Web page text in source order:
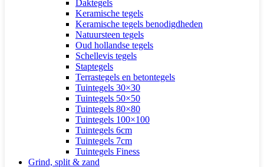
Daktegels
Keramische tegels
Keramische tegels benodigdheden
Natuursteen tegels
Oud hollandse tegels
Schellevis tegels
Staptegels
Terrastegels en betontegels
Tuintegels 30×30
Tuintegels 50×50
Tuintegels 80×80
Tuintegels 100×100
Tuintegels 6cm
Tuintegels 7cm
Tuintegels Finess
Grind, split & zand